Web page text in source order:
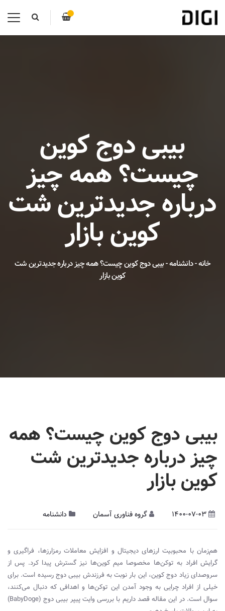
بیبی دوج کوین
چیست؟ همه چیز
درباره جدیدترین شت
کوین بازار
خانه-دانشنامه-بیبی دوج کوین چیست؟ همه چیز درباره جدیدترین شت
کوین بازار
بیبی دوج کوین چیست؟ همه
چیز درباره جدیدترین شت
کوین بازار
1400-07-03 گروه فناوری آسمان دانشنامه
هم‌زمان با محبوبیت ارزهای دیجیتال و افزایش معاملات رمزارزها، فراگیری و
گرایش افراد به توکن‌ها مخصوصا میم کوین‌ها نیز گسترش پیدا کرد. پس از
سروصدای زیاد دوج کوین، این بار نوبت به فرزندش بیبی دوج رسیده است. برای
خیلی از افراد چرایی به وجود آمدن این توکن‌ها و اهدافی که دنبال می‌کنند،
سوال است. در این مقاله قصد داریم با بررسی وایت پیپر بیبی دوج (BabyDoge
)